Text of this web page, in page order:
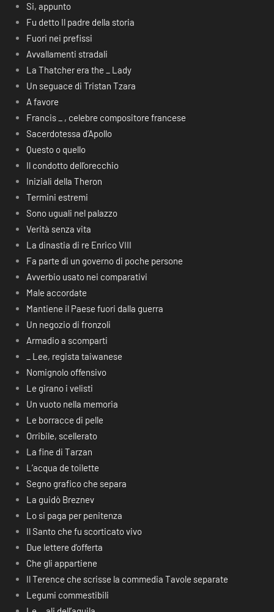
Si, appunto
Fu detto Il padre della storia
Fuori nei prefissi
Avvallamenti stradali
La Thatcher era the _ Lady
Un seguace di Tristan Tzara
A favore
Francis _ , celebre compositore francese
Sacerdotessa d’Apollo
Questo o quello
Il condotto dell’orecchio
Iniziali della Theron
Termini estremi
Sono uguali nel palazzo
Verità senza vita
La dinastia di re Enrico VIII
Fa parte di un governo di poche persone
Avverbio usato nei comparativi
Male accordate
Mantiene il Paese fuori dalla guerra
Un negozio di fronzoli
Armadio a scomparti
_ Lee, regista taiwanese
Nomignolo offensivo
Le girano i velisti
Un vuoto nella memoria
Le borracce di pelle
Orribile, scellerato
La fine di Tarzan
L’acqua de toilette
Segno grafico che separa
La guidò Breznev
Lo si paga per penitenza
Il Santo che fu scorticato vivo
Due lettere d’offerta
Che gli appartiene
Il Terence che scrisse la commedia Tavole separate
Legumi commestibili